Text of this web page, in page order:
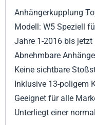
Anhängerkupplung
Modell: W5 Speziell
Jahre 1-2016 bis
Abnehmbare
Keine sichtbare
Inklusive 13-poligem
Geeignet für alle
Unterliegt einer